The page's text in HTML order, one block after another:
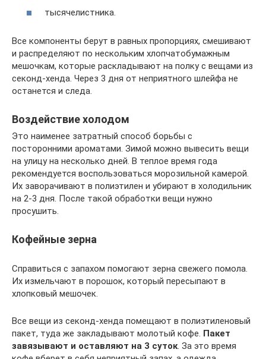
тысячелистника.
Все компоненты берут в равных пропорциях, смешивают
и распределяют по нескольким хлопчатобумажным
мешочкам, которые раскладывают на полку с вещами из
секонд-хенда. Через 3 дня от неприятного шлейфа не
останется и следа.
Воздействие холодом
Это наименее затратный способ борьбы с
посторонними ароматами. Зимой можно вывесить вещи
на улицу на несколько дней. В теплое время года
рекомендуется воспользоваться морозильной камерой.
Их заворачивают в полиэтилен и убирают в холодильник
на 2-3 дня. После такой обработки вещи нужно
просушить.
Кофейные зерна
Справиться с запахом помогают зерна свежего помола.
Их измельчают в порошок, который пересыпают в
хлопковый мешочек.
Все вещи из секонд-хенда помещают в полиэтиленовый
пакет, туда же закладывают молотый кофе. Пакет
завязывают и оставляют на 3 суток. За это время